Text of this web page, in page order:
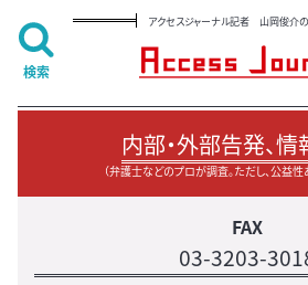
アクセスジャーナル記者 山岡俊介
内部・外部告発、情
（弁護士などのプロが調査。ただし、公益性
FAX
03-3203-
検索